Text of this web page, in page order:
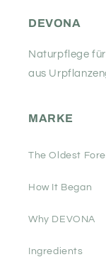
DEVONA
Naturpflege
aus
MARKE
The Oldest
How It Began
Why DEVONA
Ingredients